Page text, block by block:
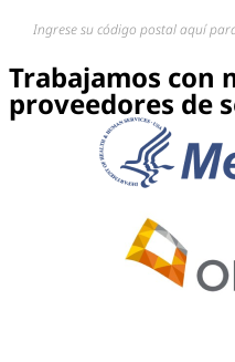
Trabajamos con
proveedores de